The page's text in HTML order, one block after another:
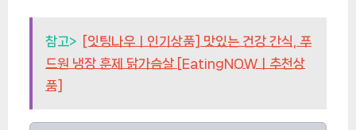
참고> [잇팅나우ㅣ인기상품] 맛있는 건강 간식, 푸
드원 냉장 훈제 닭가슴살 [EatingNOWㅣ추천상
품]